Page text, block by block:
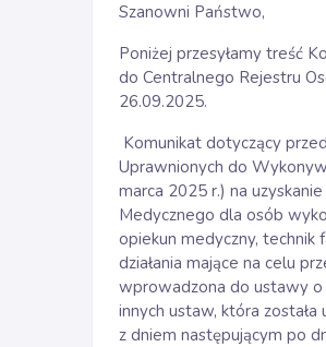
Szanowni Państwo,
Poniżej przesyłamy treść
do Centralnego Rejestru
26.09.2025.
Komunikat dotyczący
Uprawnionych do
marca 2025 r.) na
Medycznego dla osób
opiekun medyczny, technik
działania mające na celu
wprowadzona do ustawy
innych ustaw, która
z dniem następującym po